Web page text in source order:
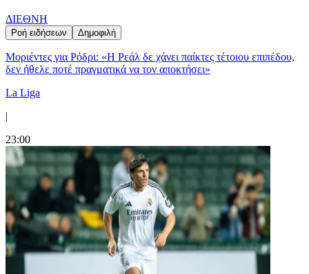
ΔΙΕΘΝΗ
Ροή ειδήσεων Δημοφιλή
Μοριέντες για Ρόδρι: «Η Ρεάλ δε χάνει παίκτες τέτοιου επιπέδου,
δεν ήθελε ποτέ πραγματικά να τον αποκτήσει»
La Liga
|
23:00